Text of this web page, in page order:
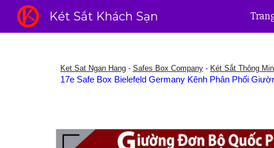
Skip
Két Sắt Khách Sạn
Ket Sat Ngan Hang- Safes Box Company- Két Sắt Thông
17e Safe Box Bielefeld Germany Kênh Phân Phối